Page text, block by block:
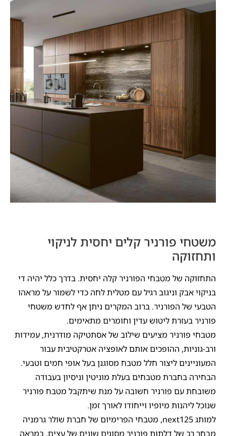
משטחי פורניר קלים יחסית לניקוי
ותחזוקה
התחזוקה של מטבחי הפורניר קלה יחסית. בדרך כלל יהיה די
בניקוי אבק וניגוב רגיל עם מטלית לחה כדי לשמור על מראהו
הטבעי של הפורניר. ברוב המקרים ניתן אף לחדש משטחי
פורניר בעזרת ליטוש עדין וחומרים מתאימים.
מטבחי פורניר מציעים שילוב של אסתטיקה מודרנית, עמידות
ורב-גוניות, ההופכים אותם לאופציה אטרקטיבית עבור
המעוניינים ליצור חלל מטבח מסוגנן בעל אופי חמים וטבעי.
הבחירה בחברת מטבחים בעלת מוניטין וניסיון בעבודה
משובחת עם פורניר חשובה על מנת שיתקבל מטבח פורניר
שנוכל ליהנות מיופיו וייחודו לאורך זמן.
למותג next125, מטבחי הפרימיום של חברת שולר גרמניה
מבחר רב של דלתות פורניר מסוגים שונים של עצים, במראה